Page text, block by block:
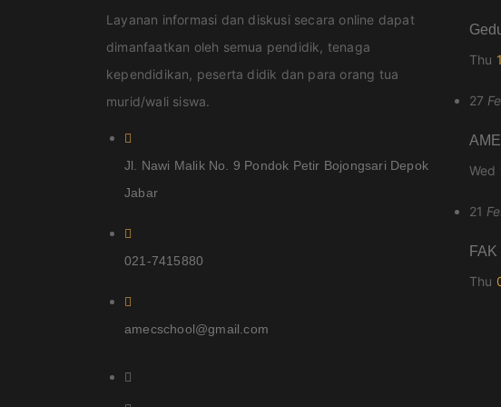
Layanan informasi dan diskusi secara online dapat
dimanfaatkan oleh semua pendidik, tenaga
kependidikan, peserta didik dan para orang tua
murid/wali siswa.
Jl. Nawi Malik No. 9 Pondok Petir Bojongsari Depok
Jabar
021-7415880
amecschool@gmail.com
Thu
27
Wed
21
Thu